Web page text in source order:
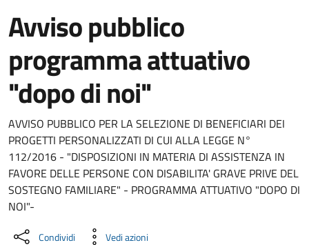
Avviso pubblico
programma attuativo
"dopo di noi"
Dettaglio del documento
AVVISO PUBBLICO PER LA SELEZIONE DI BENEFICIARI DEI
PROGETTI PERSONALIZZATI DI CUI ALLA LEGGE N°
112/2016 - "DISPOSIZIONI IN MATERIA DI ASSISTENZA IN
FAVORE DELLE PERSONE CON DISABILITA' GRAVE PRIVE DEL
SOSTEGNO FAMILIARE" - PROGRAMMA ATTUATIVO "DOPO DI
NOI"-
Condividi Vedi azioni